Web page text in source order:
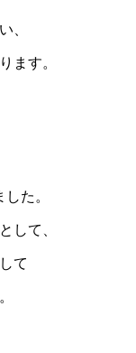
、
ます。
た。
して、
て